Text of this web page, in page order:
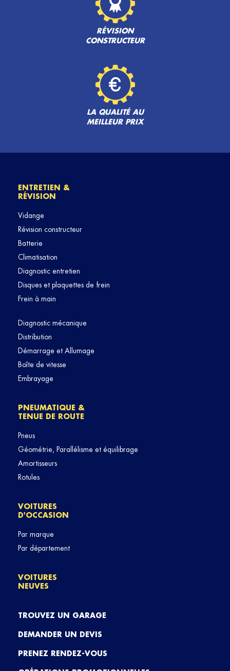
RÉVISION
CONSTRUCTEUR
LA QUALITÉ AU
MEILLEUR PRIX
ENTRETIEN &
RÉVISION
Vidange
Révision constructeur
Batterie
Climatisation
Diagnostic entretien
Disques et plaquettes de frein
Frein à main
Diagnostic mécanique
Distribution
Démarrage et Allumage
Boîte de vitesse
Embrayage
PNEUMATIQUE &
TENUE DE ROUTE
Pneus
Géométrie, Parallélisme et équilibrage
Amortisseurs
Rotules
VOITURES
D'OCCASION
Par marque
Par département
VOITURES
NEUVES
TROUVEZ UN GARAGE
DEMANDER UN DEVIS
PRENEZ RENDEZ-VOUS